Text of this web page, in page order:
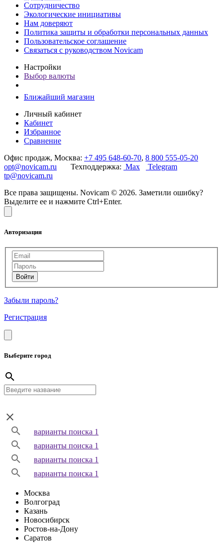
Сотрудничество
Экологические инициативы
Нам доверяют
Политика защиты и обработки персональных данных
Пользовательское соглашение
Связаться с руководством Novicam
Настройки
Выбор валюты
Ближайший магазин
Личный кабинет
Кабинет
Избранное
Сравнение
Офис продаж, Москва: +7 495 648-60-70, 8 800 555-05-20
opt@novicam.ru Техподдержка: Max
Telegram
tp@novicam.ru
Все права защищены. Novicam © 2026. Заметили ошибку?
Выделите ее и нажмите Ctrl+Enter.
Авторизация
Забыли пароль?
Регистрация
Выберите город
варианты поиска 1
варианты поиска 1
варианты поиска 1
варианты поиска 1
Москва
Волгоград
Казань
Новосибирск
Ростов-на-Дону
Саратов